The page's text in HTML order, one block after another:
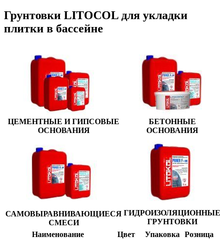
Грунтовки LITOCOL для укладки
плитки в бассейне
ЦЕМЕНТНЫЕ И ГИПСОВЫЕ
ОСНОВАНИЯ
БЕТОННЫЕ
ОСНОВАНИЯ
САМОВЫРАВНИВАЮЩИЕСЯ
СМЕСИ
ГИДРОИЗОЛЯЦИОННЫЕ
ГРУНТОВКИ
Наименование
Цвет Упаковка
Розница